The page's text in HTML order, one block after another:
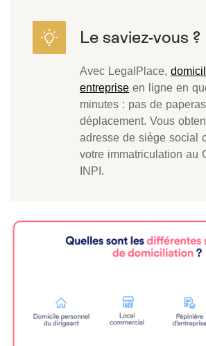
Avec LegalPlace,
entreprise en ligne en
minutes : pas de
déplacement. Vous
adresse de siège social
votre immatriculation au
INPI.